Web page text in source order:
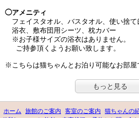
◯アメニティ
フェイスタオル、バスタオル、使い捨て
浴衣、敷布団用シーツ、枕カバー
※お子様サイズの浴衣はありません。
ご持参頂くようお願い致します。
※こちらは猫ちゃんとお泊り可能なお部屋
もっと見る
ホーム 旅館のご案内 客室のご案内 猫ちゃんの